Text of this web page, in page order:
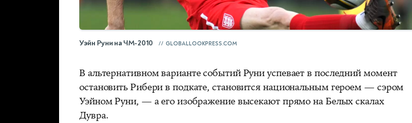
Уэйн Руни на ЧМ-2010 GLOBALLOOKPRESS.COM
В альтернативном варианте событий Руни успевает в последний момент
остановить Рибери в подкате, становится национальным героем — сэром
Уэйном Руни, — а его изображение высекают прямо на Белых скалах
Дувра.